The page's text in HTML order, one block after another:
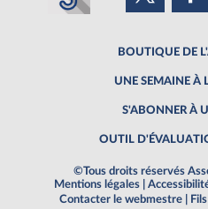
BOUTIQUE DE
UNE SEMAINE À
S'ABONNER À
OUTIL
©Tous droits réservés
Mentions légales
Contacter le webmestre